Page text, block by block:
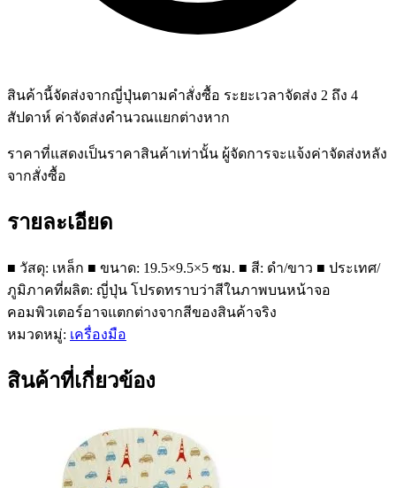
สินค้านี้จัดส่งจากญี่ปุ่นตามคำสั่งซื้อ ระยะเวลาจัดส่ง 2 ถึง 4
สัปดาห์ ค่าจัดส่งคำนวณแยกต่างหาก
ราคาที่แสดงเป็นราคาสินค้าเท่านั้น ผู้จัดการจะแจ้งค่าจัดส่งหลัง
จากสั่งซื้อ
รายละเอียด
■ วัสดุ: เหล็ก ■ ขนาด: 19.5×9.5×5 ซม. ■ สี: ดำ/ขาว ■ ประเทศ/
ภูมิภาคที่ผลิต: ญี่ปุ่น โปรดทราบว่าสีในภาพบนหน้าจอ
คอมพิวเตอร์อาจแตกต่างจากสีของสินค้าจริง
หมวดหมู่: เครื่องมือ
สินค้าที่เกี่ยวข้อง